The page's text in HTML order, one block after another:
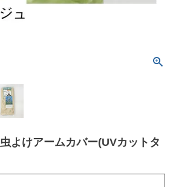
虫よけアームカバー(UVカットタ